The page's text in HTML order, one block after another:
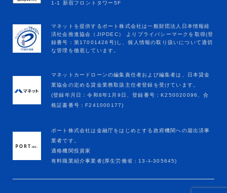
マネットカードローンの編集責任者および編集者は、日本貸金
業協会の定める貸金業務取扱主任者登録を受けています。
(登録年月日：令和8年1月9日、登録番号：K250020096、合
格証書番号：F241000177)
ポート株式会社は金融庁をはじめとする政府機関への届出済事
業者です。
適格機関投資家
有料職業紹介事業者(厚生労働省：13-ﾕ-305645)